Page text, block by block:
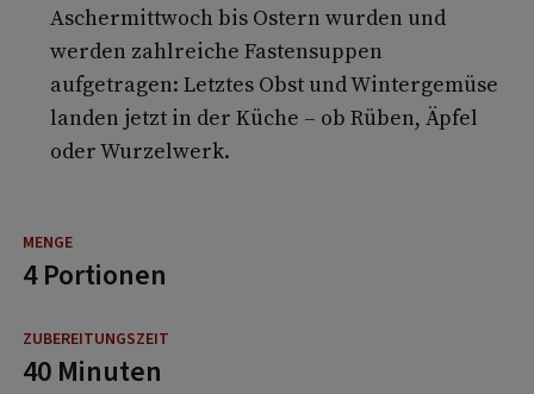
Aschermittwoch bis Ostern wurden und
werden zahlreiche Fastensuppen
aufgetragen: Letztes Obst und Wintergemüse
landen jetzt in der Küche – ob Rüben, Äpfel
oder Wurzelwerk.
4 Portionen
40 Minuten